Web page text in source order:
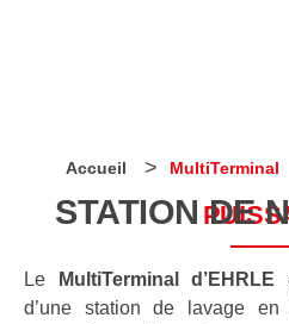
Accueil > MultiTerminal
STATION DE
Le MultiTerminal d’EHRLE
d’une station de lavage en